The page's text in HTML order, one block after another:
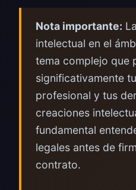
Nota importante:
intelectual en el
tema complejo que
significativamente
profesional y tus
creaciones
fundamental
legales antes de
contrato.